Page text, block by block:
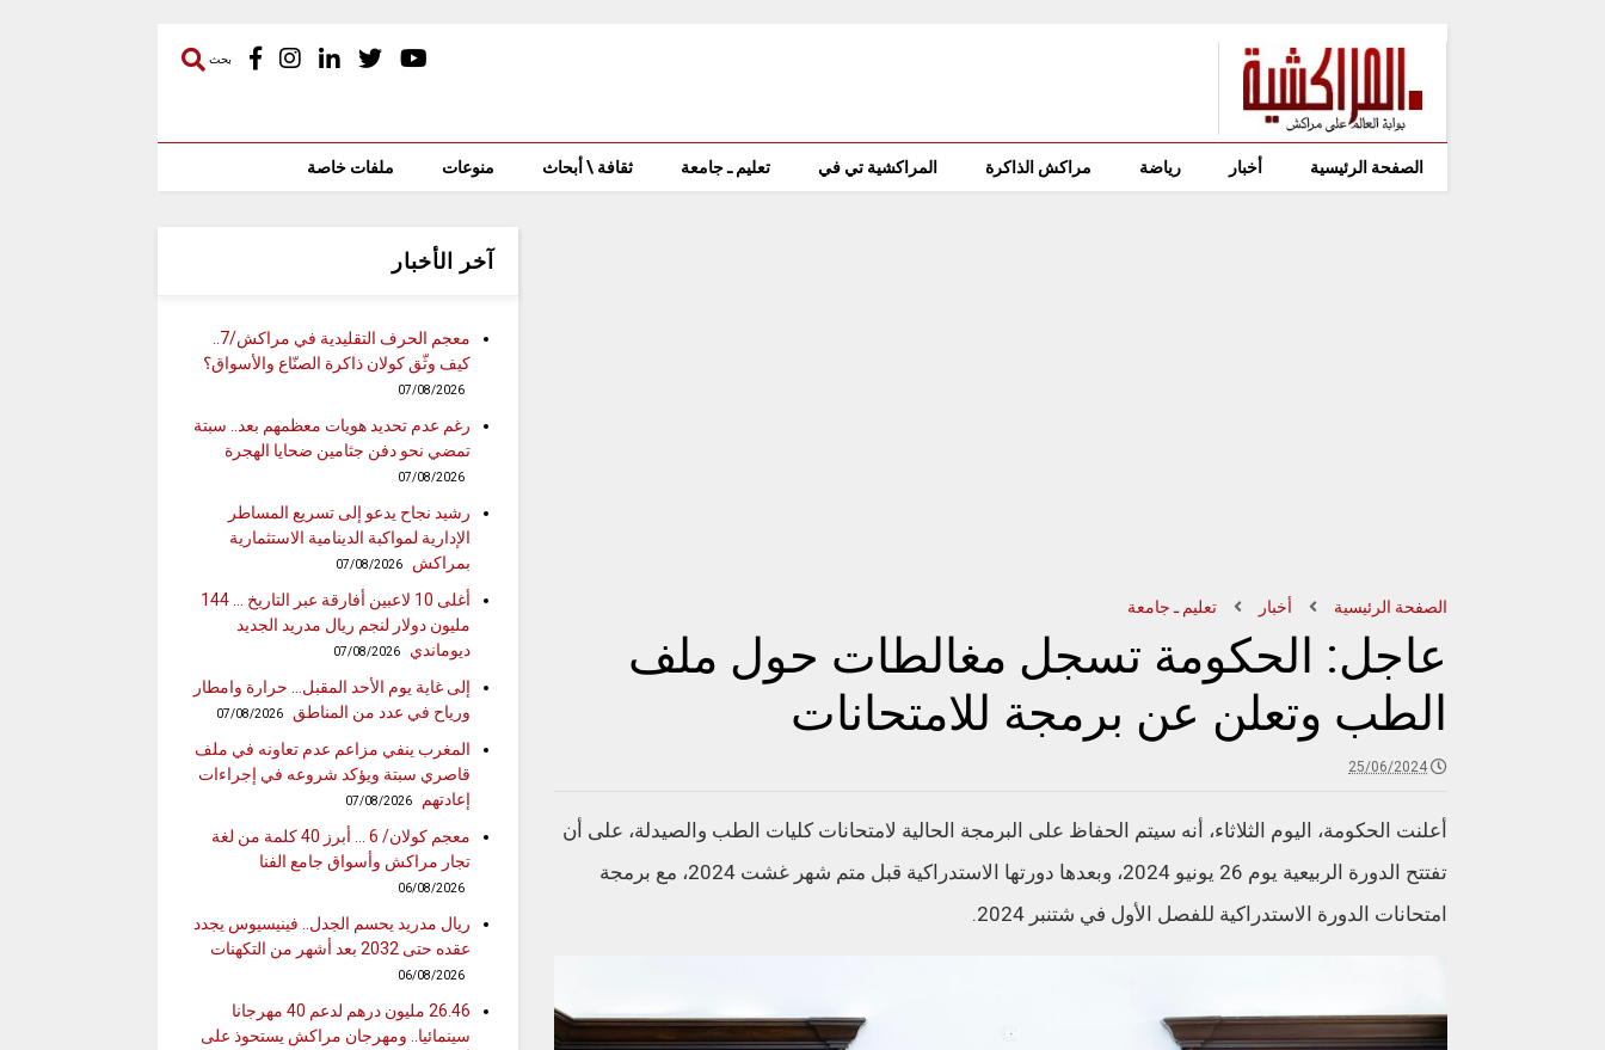
بحث
الصفحة الرئيسية أخبار رياضة مراكش الذاكرة المراكشية تي في تعليم ـ جامعة ثقافة \ أبحاث منوعات ملفات خاصة
الصفحة الرئيسية أخبار تعليم ـ جامعة
عاجل: الحكومة تسجل مغالطات حول ملف
الطب وتعلن عن برمجة للامتحانات
25/06/2024
أعلنت الحكومة، اليوم الثلاثاء، أنه سيتم الحفاظ على البرمجة الحالية لامتحانات كليات الطب والصيدلة، على أن
تفتتح الدورة الربيعية يوم 26 يونيو 2024، وبعدها دورتها الاستدراكية قبل متم شهر غشت 2024، مع برمجة
امتحانات الدورة الاستدراكية للفصل الأول في شتنبر 2024.
آخر الأخبار
معجم الحرف التقليدية في مراكش/7..
كيف وثّق كولان ذاكرة الصنّاع والأسواق؟
07/08/2026
رغم عدم تحديد هويات معظمهم بعد.. سبتة
تمضي نحو دفن جثامين ضحايا الهجرة
07/08/2026
رشيد نجاح يدعو إلى تسريع المساطر
الإدارية لمواكبة الدينامية الاستثمارية
بمراكش
07/08/2026
أغلى 10 لاعبين أفارقة عبر التاريخ … 144
مليون دولار لنجم ريال مدريد الجديد
ديوماندي
07/08/2026
إلى غاية يوم الأحد المقبل… حرارة وامطار
ورياح في عدد من المناطق
07/08/2026
المغرب ينفي مزاعم عدم تعاونه في ملف
قاصري سبتة ويؤكد شروعه في إجراءات
إعادتهم
07/08/2026
معجم كولان/ 6 … أبرز 40 كلمة من لغة
تجار مراكش وأسواق جامع الفنا
06/08/2026
ريال مدريد يحسم الجدل.. فينيسيوس يجدد
عقده حتى 2032 بعد أشهر من التكهنات
06/08/2026
26.46 مليون درهم لدعم 40 مهرجانا
سينمائيا.. ومهرجان مراكش يستحوذ على